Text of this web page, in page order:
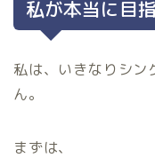
私が本当に目
私は、いきなりシン
ん。
まずは、